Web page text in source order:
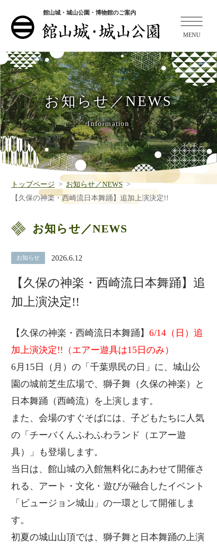
館山城・城山公園・博物館のご案内
お知らせ／NEWS
Information
トップページ
お知らせ／NEWS
【久保の神楽・西崎流日本舞踊】追加上演決定!!
お知らせ／NEWS
お知らせ 2026.6.12
【久保の神楽・西崎流日本舞踊】追
加上演決定!!
【久保の神楽・西崎流日本舞踊】6/14（日）追
加上演決定!!（エアー遊具は15日のみ）
6月15日（月）の「千葉県民の日」に、城山公
園の城前芝生広場で、獅子舞（久保の神楽）と
日本舞踊（西崎流）を上演します。
また、会場のすぐそばには、子どもたちに人気
の「チーバくんふわふわランド（エアー遊
具）」も登場します。
当日は、館山城の入館無料化にあわせて開催さ
れる、アート・文化・遊びが融合したイベント
「ビュージョン城山」の一環として開催しま
す。
初夏の城山山頂では、獅子舞と日本舞踊の上演